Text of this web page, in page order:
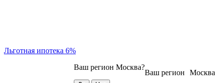
Льготная ипотека 6%
Москва
Ваш регион
Ваш регион Москва?